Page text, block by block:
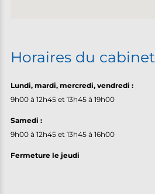
Horaires du cabinet
Lundi, mardi, mercredi, vendredi :
9h00 à 12h45 et 13h45 à 19h00
Samedi :
9h00 à 12h45 et 13h45 à 16h00
Fermeture le jeudi